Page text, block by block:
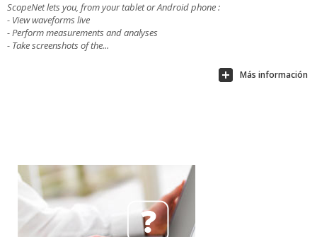
ScopeNet lets you, from your tablet or Android phone :
- View waveforms live
- Perform measurements and analyses
- Take screenshots of the...
Más información